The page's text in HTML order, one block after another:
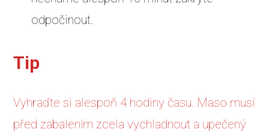
odpočinout.
Tip
Vyhraďte si alespoň 4 hodiny času. Maso musí
před zabalením zcela vychladnout a upečený